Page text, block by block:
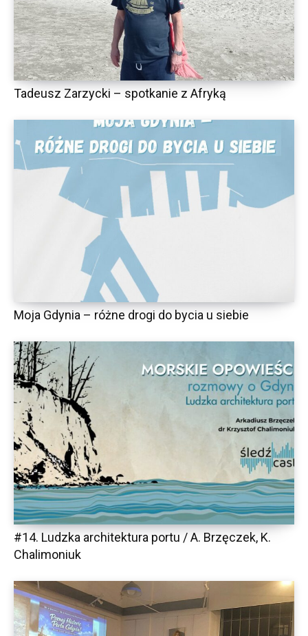
Tadeusz Zarzycki – spotkanie z Afryką
Moja Gdynia – różne drogi do bycia u siebie
#14. Ludzka architektura portu / A. Brzęczek, K.
Chalimoniuk